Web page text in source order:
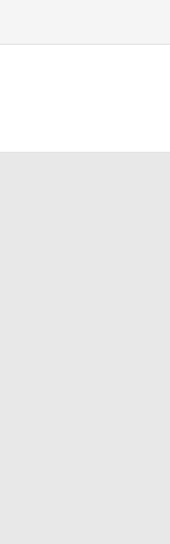
Üye Paneli